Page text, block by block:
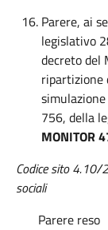
Parere, ai
legislativo
decreto del
ripartizione
756, della
MONITOR
Codice sito 4.10/
sociali
Parere reso